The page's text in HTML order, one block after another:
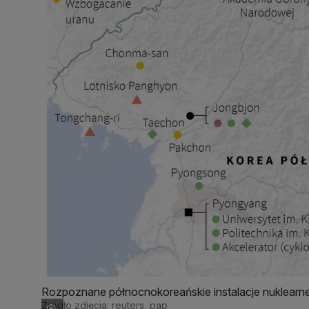
Rozpoznane północnokoreańskie instalacje
Źródło zdjęcia: reuters, pap